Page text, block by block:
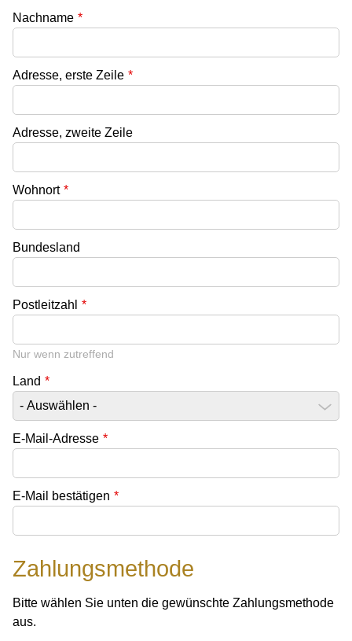
Nachname *
Adresse, erste Zeile *
Adresse, zweite Zeile
Wohnort *
Bundesland
Postleitzahl *
Nur wenn zutreffend
Land *
E-Mail-Adresse *
E-Mail bestätigen *
Zahlungsmethode
Bitte wählen Sie unten die gewünschte Zahlungsmethode
aus.